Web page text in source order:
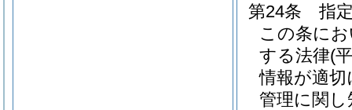
第24条
指
この条に
する法律(
情報が適
管理に関